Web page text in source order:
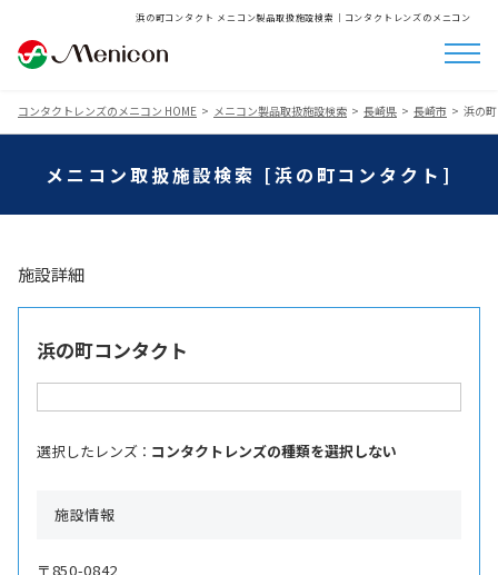
浜の町コンタクト メニコン製品取扱施設検索│コンタクトレンズのメニコン
コンタクトレンズのメニコン HOME メニコン製品取扱施設検索 長崎県 長崎市 浜の
メニコン取扱施設検索 [浜の町コンタクト]
施設詳細
浜の町コンタクト
選択したレンズ ： コンタクトレンズの種類を選択しない
施設情報
〒850-0842